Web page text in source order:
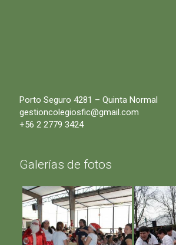
Porto Seguro 4281 – Quinta Normal
gestioncolegiosfic@gmail.com
+56 2 2779 3424
Galerías de fotos